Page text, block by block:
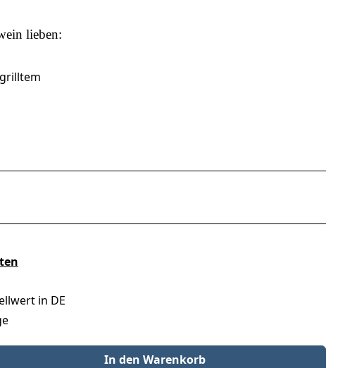
lieben:
in DE
oder benutze die Schaltflächen um die Anzahl zu erhöhen oder zu
In den Warenkorb